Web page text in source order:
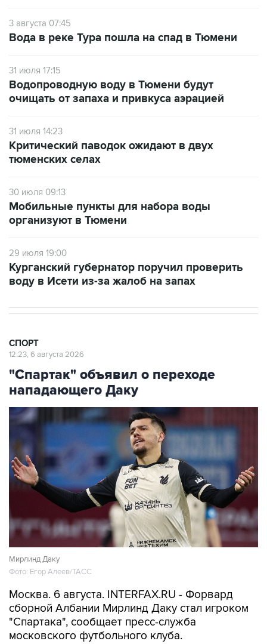
3 августа 07:45
Вода в реке Тура пошла на спад в Тюмени
31 июля 17:15
Водопроводную воду в Тюмени будут
очищать от запаха и привкуса аэрацией
31 июля 14:23
Критический паводок ожидают в двух
тюменских селах
30 июля 09:13
Мобильные пункты для набора воды
организуют в Тюмени
29 июля 19:00
Курганский губернатор поручил проверить
воду в Исети из-за жалоб на запах
СПОРТ
12:23, 6 августа 2026
"Спартак" объявил о переходе
нападающего Даку
Мирлинд Даку
Фото: Егор Алеев/ТАСС
Москва. 6 августа. INTERFAX.RU - Форвард
сборной Албании Мирлинд Даку стал игроком
"Спартака", сообщает пресс-служба
московского футбольного клуба.